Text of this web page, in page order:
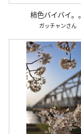
柿色バイバイ。。
ガッチャン